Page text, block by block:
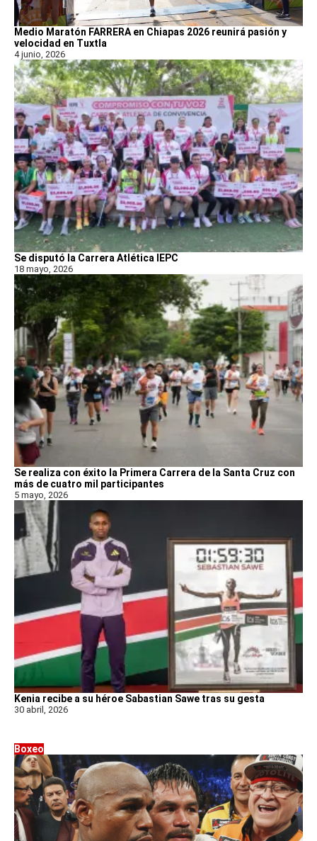
Medio Maratón FARRERA en Chiapas 2026 reunirá pasión y
velocidad en Tuxtla
4 junio, 2026
Se disputó la Carrera Atlética IEPC
18 mayo, 2026
Se realiza con éxito la Primera Carrera de la Santa Cruz con
más de cuatro mil participantes
5 mayo, 2026
Kenia recibe a su héroe Sabastian Sawe tras su gesta
30 abril, 2026
Boxeo